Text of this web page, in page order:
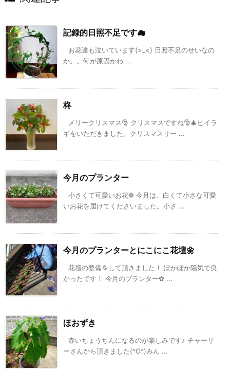
記録的日照不足です☁
お花達も泣いています(>_<) 日照不足のせいなの
か。。何が原因かわ ...
柊
メリークリスマス🎅 クリスマスですね🎅🎄ヒイラ
ギをいただきました。クリスマスリー ...
今月のプランター
小さくて可愛いお花❁ 今月は、白くて小さな可愛
いお花を届けてくださいました。小さ ...
今月のプランターとにこにこ花壇🌼
花壇の整備をして頂きました！ ぽかぽか陽気で良
かったです！ 今月のプランター✿ ...
ほおずき
赤いちょうちんになるのが楽しみです♪ チャーリ
ーさんから頂きました(^O^)みん ...